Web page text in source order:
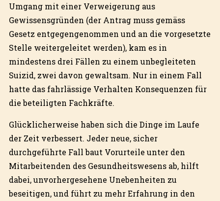
Umgang mit einer Verweigerung aus
Gewissensgründen (der Antrag muss gemäss
Gesetz entgegengenommen und an die vorgesetzte
Stelle weitergeleitet werden), kam es in
mindestens drei Fällen zu einem unbegleiteten
Suizid, zwei davon gewaltsam. Nur in einem Fall
hatte das fahrlässige Verhalten Konsequenzen für
die beteiligten Fachkräfte.
Glücklicherweise haben sich die Dinge im Laufe
der Zeit verbessert. Jeder neue, sicher
durchgeführte Fall baut Vorurteile unter den
Mitarbeitenden des Gesundheitswesens ab, hilft
dabei, unvorhergesehene Unebenheiten zu
beseitigen, und führt zu mehr Erfahrung in den